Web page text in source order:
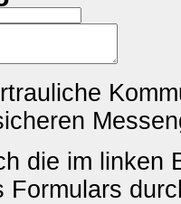
die im linken
Formulars